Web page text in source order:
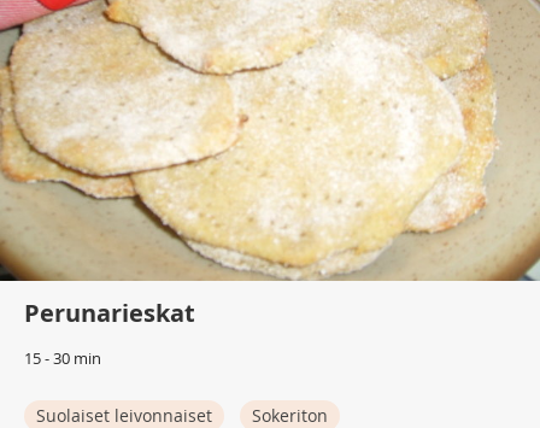
Perunarieskat
15 - 30 min
Suolaiset leivonnaiset
Sokeriton